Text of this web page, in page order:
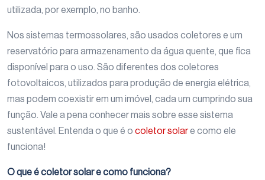
utilizada, por exemplo, no banho.
Nos sistemas termossolares, são usados coletores e um
reservatório para armazenamento da água quente, que fica
disponível para o uso. São diferentes dos coletores
fotovoltaicos, utilizados para produção de energia elétrica,
mas podem coexistir em um imóvel, cada um cumprindo sua
função. Vale a pena conhecer mais sobre esse sistema
sustentável. Entenda o que é o coletor solare como ele
funciona!
O que é coletor solar e como funciona?